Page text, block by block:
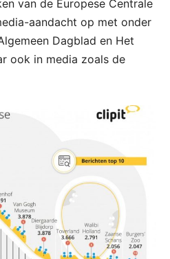
van de Europese Centrale
aandacht op met onder
Dagblad en Het
ook in media zoals de